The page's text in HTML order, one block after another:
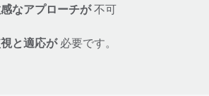
なアプローチが不可
と適応が 必要です。